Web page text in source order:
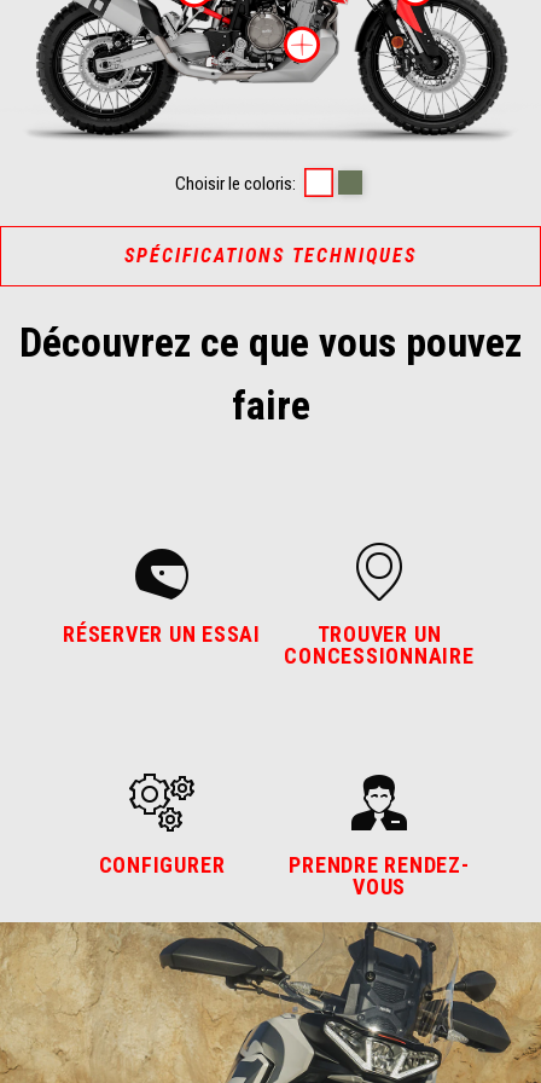
Plus
Choisir le coloris:
SPÉCIFICATIONS TECHNIQUES
Découvrez ce que vous pouvez
faire
RÉSERVER UN ESSAI
TROUVER UN
CONCESSIONNAIRE
CONFIGURER
PRENDRE RENDEZ-
VOUS